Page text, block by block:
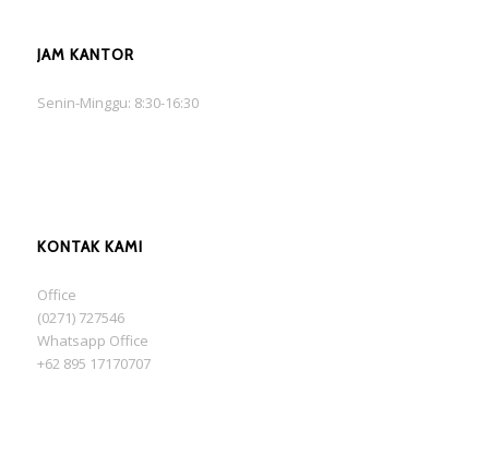
JAM KANTOR
Senin-Minggu: 8:30-16:30
KONTAK KAMI
Office
(0271) 727546
Whatsapp Office
+62 895 17170707